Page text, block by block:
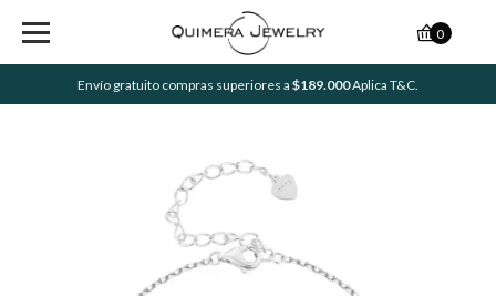
Envío gratuito compras superiores a $189.000Aplica T&C.
0